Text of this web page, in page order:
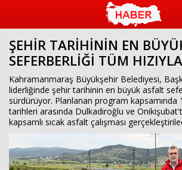
ŞEHİR TARİHİNİN EN
SEFERBERLİĞİ TÜM
Kahramanmaraş Büyükşehir Belediyesi,
liderliğinde şehir tarihinin en büyük asfalt
sürdürüyor. Planlanan program kapsamında
tarihleri arasında Dulkadiroğlu ve
kapsamlı sıcak asfalt çalışması